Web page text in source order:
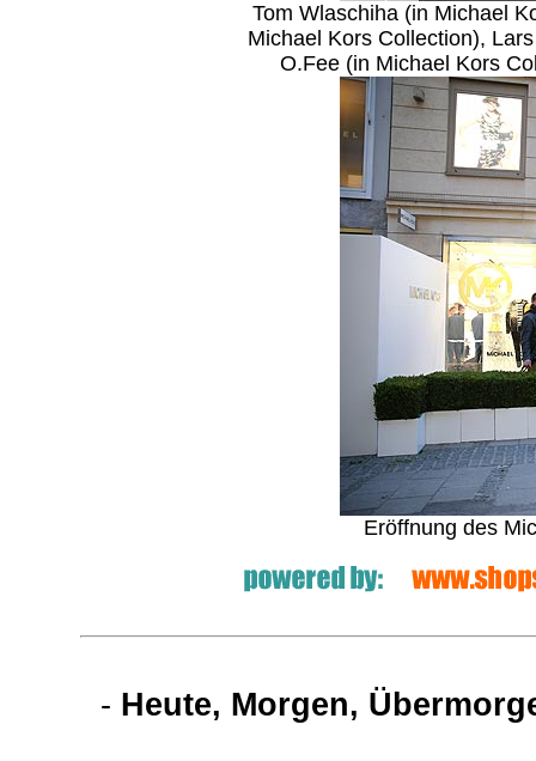
Tom Wlaschiha (in Michael
Michael Kors Collection),
O.Fee (in Michael Kors
Eröffnung des
- Heute, Morgen,